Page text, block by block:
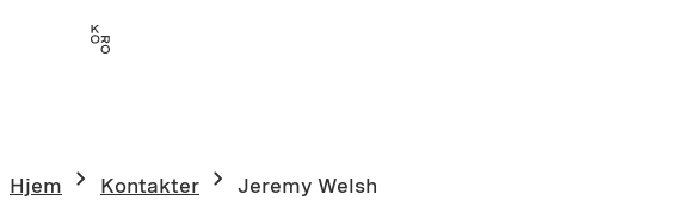
Hjem Kontakter Jeremy Welsh